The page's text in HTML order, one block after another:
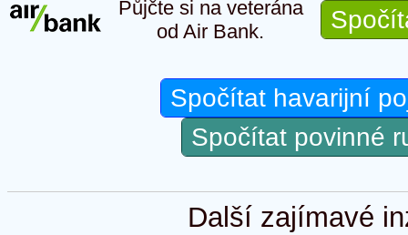
Půjčte si na veterána
od Air Bank.
Spočítat havarijní
Spočítat povinné
Další zajímavé